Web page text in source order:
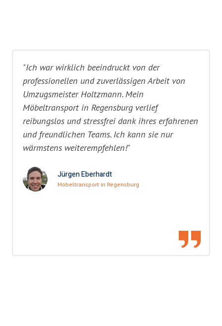
"Ich war wirklich beeindruckt von der
professionellen und zuverlässigen Arbeit von
Umzugsmeister Holtzmann. Mein
Möbeltransport in Regensburg verlief
reibungslos und stressfrei dank ihres erfahrenen
und freundlichen Teams. Ich kann sie nur
wärmstens weiterempfehlen!"
Jürgen Eberhardt
Möbeltransport in Regensburg